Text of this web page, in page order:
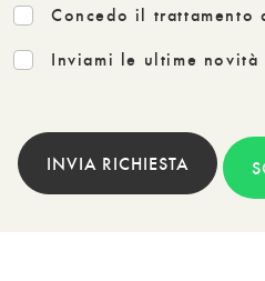
Concedo il trattamento
Inviami le ultime novità
INVIA RICHIESTA